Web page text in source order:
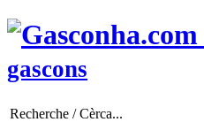
gascons
Recherche / Cèrca...